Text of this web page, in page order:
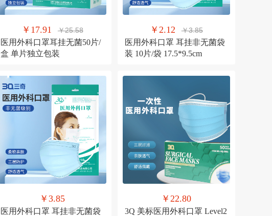
￥17.91 ￥25.58
医用外科口罩耳挂无菌50片/
盒 单片独立包装
￥2.12 ￥3.85
医用外科口罩 耳挂非无菌袋
装 10片/袋 17.5*9.5cm
￥3.85
医用外科口罩 耳挂非无菌袋
￥22.80
3Q 美标医用外科口罩 Level2